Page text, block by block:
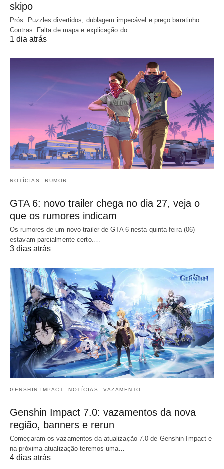
skipo
Prós: Puzzles divertidos, dublagem impecável e preço baratinho
Contras: Falta de mapa e explicação do…
1 dia atrás
NOTÍCIAS RUMOR
GTA 6: novo trailer chega no dia 27, veja o
que os rumores indicam
Os rumores de um novo trailer de GTA 6 nesta quinta-feira (06)
estavam parcialmente certo.…
3 dias atrás
GENSHIN IMPACT NOTÍCIAS VAZAMENTO
Genshin Impact 7.0: vazamentos da nova
região, banners e rerun
Começaram os vazamentos da atualização 7.0 de Genshin Impact e
na próxima atualização teremos uma…
4 dias atrás